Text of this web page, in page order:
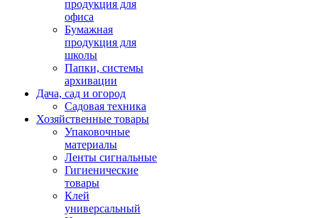
продукция для
офиса
Бумажная
продукция для
школы
Папки, системы
архивации
Дача, сад и огород
Садовая техника
Хозяйственные товары
Упаковочные
материалы
Ленты сигнальные
Гигиенические
товары
Клей
универсальный